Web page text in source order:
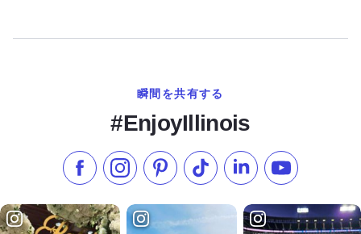
瞬間を共有する
#EnjoyIllinois
フェイスブックでいいね
インスタグラムをフォローする
ピンタレストTikTokでフォローする
LinkedInでフォロー
YouTubeで